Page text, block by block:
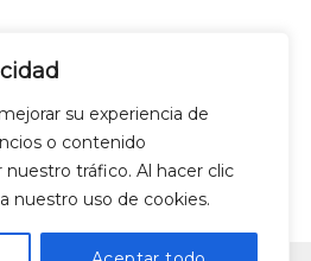
su experiencia de
o contenido
nuestro tráfico. Al hacer clic
nuestro uso de cookies.
LEGAL WARNING